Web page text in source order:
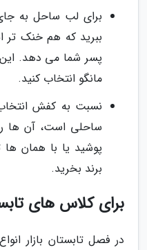
برای لب ساحل به
ببرید که هم خنک تر
پسر شما می دهد. این
مانگو انتخاب کنید.
نسبت به کفش
ساحلی است، آن ها
پوشید یا با همان
برند بخرید.
برای کلاس های
در فصل تابستان بازار